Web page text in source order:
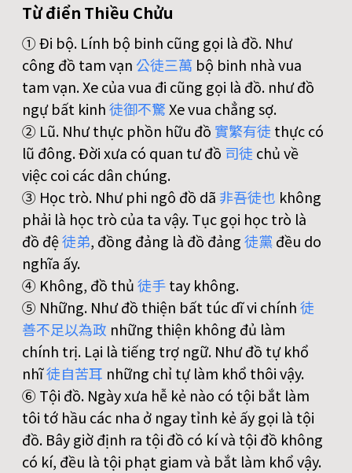
Từ điển Thiều Chửu
① Ði bộ. Lính bộ binh cũng gọi là đồ. Như
công đồ tam vạn 公徒三萬 bộ binh nhà vua
tam vạn. Xe của vua đi cũng gọi là đồ. như đồ
ngự bất kinh徒御不驚Xe vua chẳng sợ.
② Lũ. Như thực phồn hữu đồ 實繁有徒 thực có
lũ đông. Ðời xưa có quan tư đồ 司徒 chủ về
việc coi các dân chúng.
③ Học trò. Như phi ngô đồ dã 非吾徒也 không
phải là học trò của ta vậy. Tục gọi học trò là
đồ đệ徒弟, đồng đảng là đồ đảng徒黨đều do
nghĩa ấy.
④ Không, đồ thủ徒手tay không.
⑤ Những. Như đồ thiện bất túc dĩ vi chính徒
善不足以為政 những thiện không đủ làm
chính trị. Lại là tiếng trợ ngữ. Như đồ tự khổ
nhĩ徒自苦耳 những chỉ tự làm khổ thôi vậy.
⑥ Tội đồ. Ngày xưa hễ kẻ nào có tội bắt làm
tôi tớ hầu các nha ở ngay tỉnh kẻ ấy gọi là tội
đồ. Bây giờ định ra tội đồ có kí và tội đồ không
có kí, đều là tội phạt giam và bắt làm khổ vậy.